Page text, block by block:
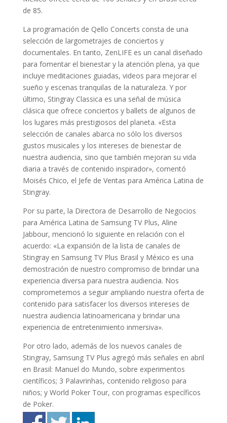
de 85.
La programación de Qello Concerts consta de una
selección de largometrajes de conciertos y
documentales. En tanto, ZenLIFE es un canal diseñado
para fomentar el bienestar y la atención plena, ya que
incluye meditaciones guiadas, videos para mejorar el
sueño y escenas tranquilas de la naturaleza. Y por
último, Stingray Classica es una señal de música
clásica que ofrece conciertos y ballets de algunos de
los lugares más prestigiosos del planeta. «Esta
selección de canales abarca no sólo los diversos
gustos musicales y los intereses de bienestar de
nuestra audiencia, sino que también mejoran su vida
diaria a través de contenido inspirador», comentó
Moisés Chico, el Jefe de Ventas para América Latina de
Stingray.
Por su parte, la Directora de Desarrollo de Negocios
para América Latina de Samsung TV Plus, Aline
Jabbour, mencionó lo siguiente en relación con el
acuerdo: «La expansión de la lista de canales de
Stingray en Samsung TV Plus Brasil y México es una
demostración de nuestro compromiso de brindar una
experiencia diversa para nuestra audiencia. Nos
comprometemos a seguir ampliando nuestra oferta de
contenido para satisfacer los diversos intereses de
nuestra audiencia latinoamericana y brindar una
experiencia de entretenimiento inmersiva».
Por otro lado, además de los nuevos canales de
Stingray, Samsung TV Plus agregó más señales en abril
en Brasil: Manuel do Mundo, sobre experimentos
científicos; 3 Palavrinhas, contenido religioso para
niños; y World Poker Tour, con programas específicos
de Poker.